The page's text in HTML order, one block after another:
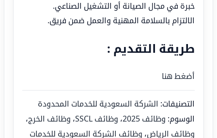
خبرة في مجال الصيانة أو التشغيل الصناعي.
الالتزام بالسلامة المهنية والعمل ضمن فريق.
طريقة التقديم :
أضغط هنا
التصنيفات: الشركة السعودية للخدمات المحدودة
الوسوم: وظائف 2025 ، وظائف SSCL ، وظائف الخرج،
وظائف الرياض، وظائف الشركة السعودية للخدمات